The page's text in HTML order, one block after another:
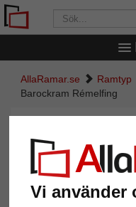
Vi använder
AllaRamar.se Ramtyp
Barockram Rémelfing